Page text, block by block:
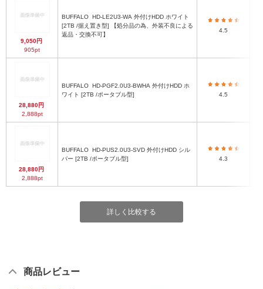
9,050円
905pt
BUFFALO
[2TB /据え置き型] 【処分品の為、外装不良による
返品・交換不可】
4.5
28,880円
2,888pt
BUFFALO
ワイト [2TB /ポータブル型]
4.5
28,880円
2,888pt
BUFFALO
バー [2TB /ポータブル型]
4.3
詳しく比較する
商品レビュー